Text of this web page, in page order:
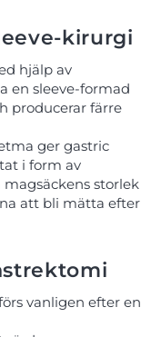
kirurgi
hjälp av
en sleeve-formad
producerar färre
ger gastric
i form av
storlek
att bli mätta efter
vanligen efter en